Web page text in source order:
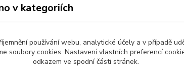
v kategoriích
a
používání webu, analytické účely a v případě
soubory cookies. Nastavení vlastních preferencí
odkazem ve spodní části stránek.